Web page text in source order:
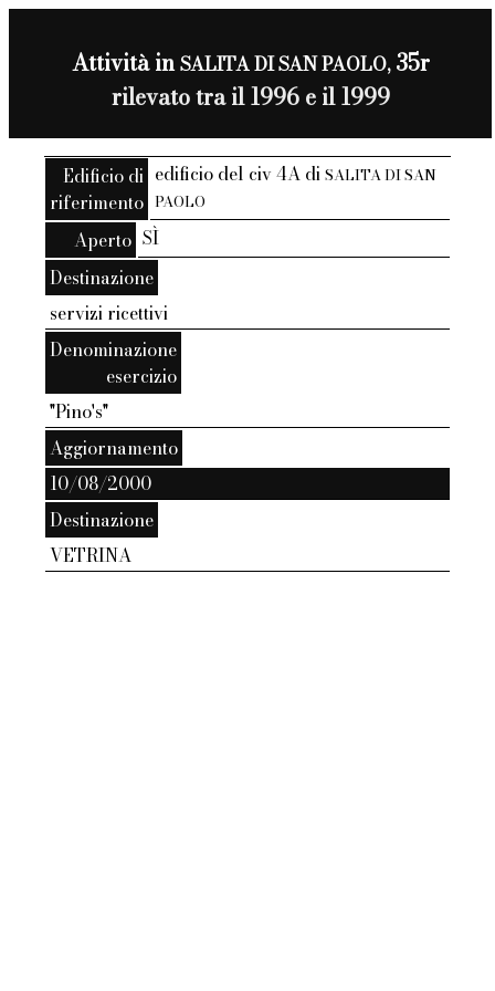
Attività inSALITA DI SAN PAOLO,35r
rilevato tra il 1996 e il 1999
Edificio di
riferimento
edificio del civ 4A diSALITA DI SAN
PAOLO
Aperto SÌ
Destinazione
servizi ricettivi
Denominazione
esercizio
"Pino's"
Aggiornamento
10/08/2000
Destinazione
VETRINA